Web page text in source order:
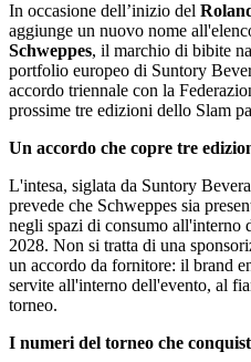
In occasione dell’inizio del
aggiunge un nuovo nome
Schweppes, il marchio di bibite
portfolio europeo di Suntory
accordo triennale con la
prossime tre edizioni dello Slam
Un accordo che copre tre
L'intesa, siglata da Suntory
prevede che Schweppes sia
negli spazi di consumo all'interno
2028. Non si tratta di una
un accordo da fornitore: il brand
servite all'interno dell'evento, al
torneo.
I numeri del torneo che